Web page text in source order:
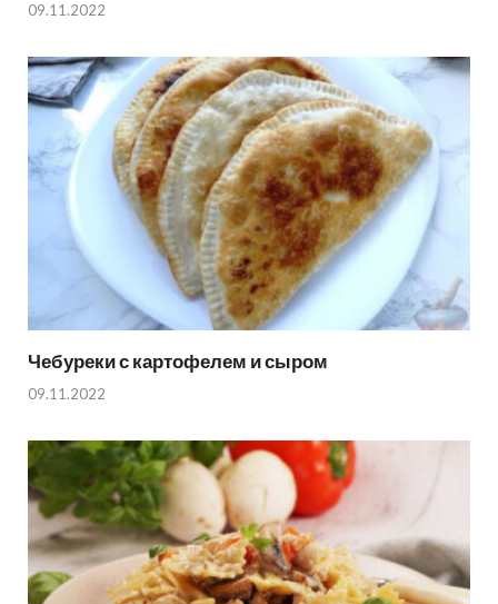
09.11.2022
Чебуреки с картофелем и сыром
09.11.2022